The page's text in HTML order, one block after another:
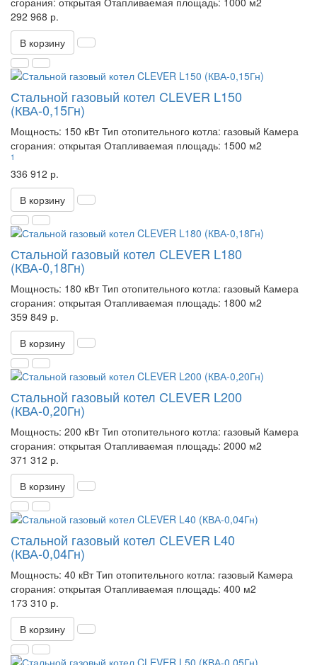
292 968 р.
В корзину
Стальной газовый котел CLEVER L150
(КВА-0,15Гн)
Мощность: 150 кВт Тип отопительного котла: газовый Камера
сгорания: открытая Отапливаемая площадь: 1500 м2
1
336 912 р.
В корзину
Стальной газовый котел CLEVER L180
(КВА-0,18Гн)
Мощность: 180 кВт Тип отопительного котла: газовый Камера
сгорания: открытая Отапливаемая площадь: 1800 м2
359 849 р.
В корзину
Стальной газовый котел CLEVER L200
(КВА-0,20Гн)
Мощность: 200 кВт Тип отопительного котла: газовый Камера
сгорания: открытая Отапливаемая площадь: 2000 м2
371 312 р.
В корзину
Стальной газовый котел CLEVER L40
(КВА-0,04Гн)
Мощность: 40 кВт Тип отопительного котла: газовый Камера
сгорания: открытая Отапливаемая площадь: 400 м2
173 310 р.
В корзину